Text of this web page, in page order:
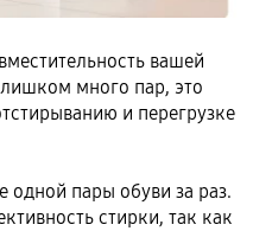
вашей
много пар, это
и перегрузке
одной пары обуви за раз.
стирки, так как